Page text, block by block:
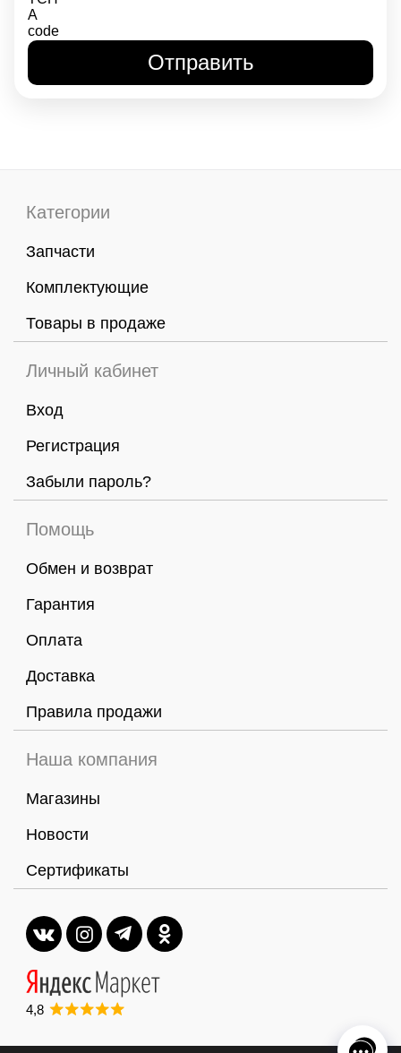
Категории
Запчасти
Комплектующие
Товары в продаже
Личный кабинет
Вход
Регистрация
Забыли пароль?
Помощь
Обмен и возврат
Гарантия
Оплата
Доставка
Правила продажи
Наша компания
Магазины
Новости
Сертификаты
4,8